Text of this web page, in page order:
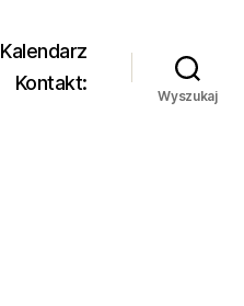
Kalendarz
Kontakt:
Wyszukaj